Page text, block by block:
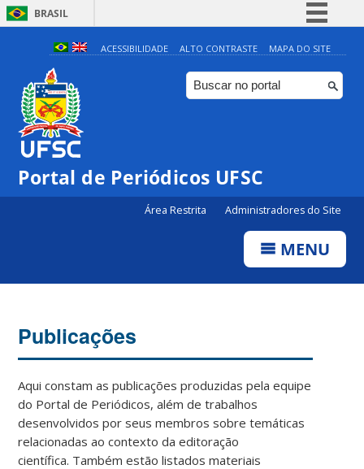
BRASIL
Simplifique!
Comunica BR
Participe
Canais
ACESSIBILIDADE ALTO CONTRASTE MAPA DO SITE
Portal de Periódicos UFSC
Área Restrita Administradores do Site
MENU
Publicações
Aqui constam as publicações produzidas pela equipe
do Portal de Periódicos, além de trabalhos
desenvolvidos por seus membros sobre temáticas
relacionadas ao contexto da editoração
científica. Também estão listados materiais